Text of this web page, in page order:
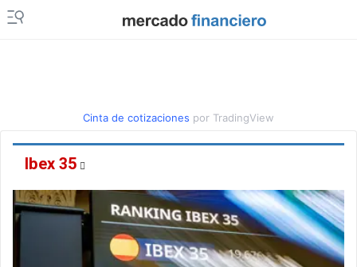
Cinta de cotizaciones por TradingView
Ibex 35